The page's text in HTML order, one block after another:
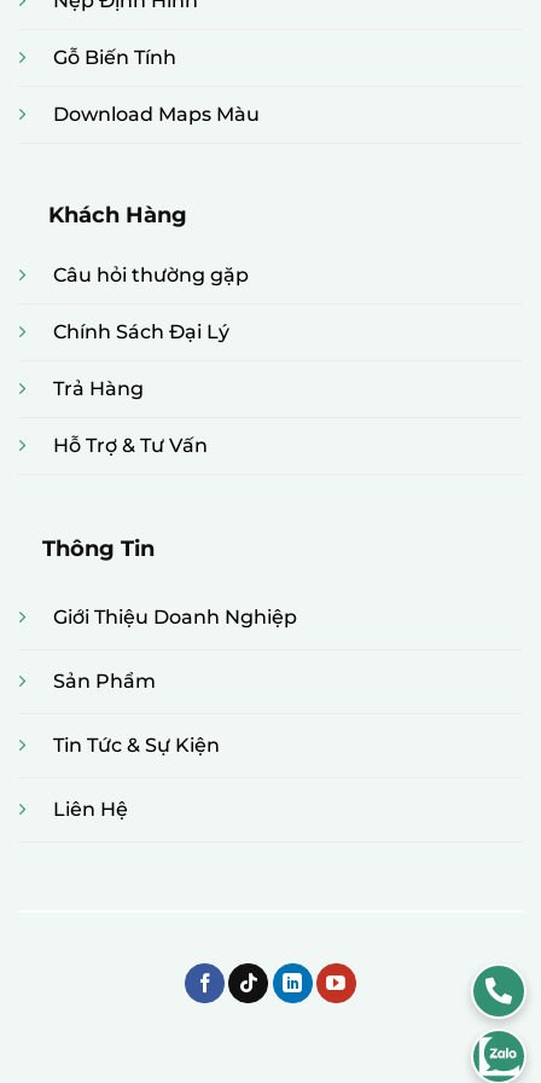
Gỗ Biến Tính
Download Maps Màu
Khách Hàng
Câu hỏi thường gặp
Chính Sách Đại Lý
Trả Hàng
Hỗ Trợ & Tư Vấn
Thông Tin
Giới Thiệu Doanh Nghiệp
Sản Phẩm
Tin Tức & Sự Kiện
Liên Hệ